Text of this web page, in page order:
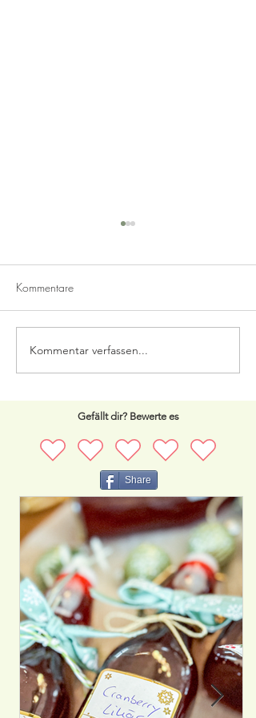
Zebra Cheesecake
Glutenfrei
Kommentare
Kommentar verfassen...
Gefällt dir? Bewerte es
Share